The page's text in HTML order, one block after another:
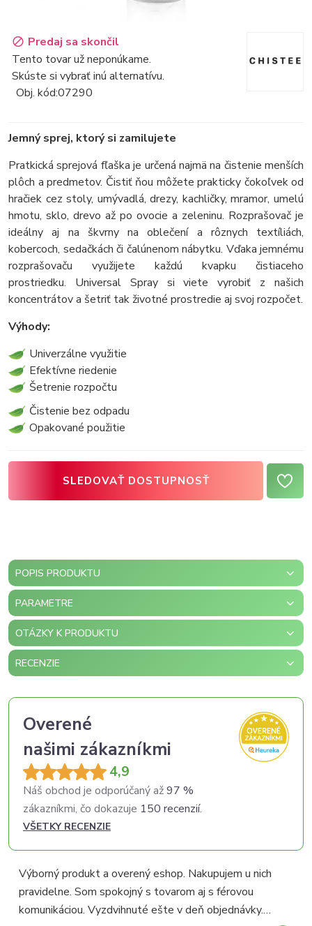
Predaj sa skončil
Tento tovar už neponúkame.
Skúste si vybrať inú alternatívu.
Obj. kód:07290
Jemný sprej, ktorý si zamilujete
Pratkická sprejová fľaška je určená najmä na čistenie menších
plôch a predmetov. Čistiť ňou môžete prakticky čokoľvek od
hračiek cez stoly, umývadlá, drezy, kachličky, mramor, umelú
hmotu, sklo, drevo až po ovocie a zeleninu. Rozprašovač je
ideálny aj na škvrny na oblečení a rôznych textíliách,
kobercoch, sedačkách či čalúnenom nábytku. Vďaka jemnému
rozprašovaču využijete každú kvapku čistiaceho
prostriedku. Universal Spray si viete vyrobiť z našich
koncentrátov a šetriť tak životné prostredie aj svoj rozpočet.
Výhody:
Univerzálne využitie
Efektívne riedenie
Šetrenie rozpočtu
Čistenie bez odpadu
Opakované použitie
SLEDOVAŤ DOSTUPNOSŤ
POPIS PRODUKTU
PARAMETRE
OTÁZKY K PRODUKTU
RECENZIE
Overené
našimi zákazníkmi
4,9
Náš obchod je odporúčaný až97 %
zákazníkmi, čo dokazuje 150 recenzií.
VŠETKY RECENZIE
Výborný produkt a overený eshop. Nakupujem u nich
pravidelne. Som spokojný s tovarom aj s férovou
komunikáciou. Vyzdvihnuté ešte v deň objednávky.